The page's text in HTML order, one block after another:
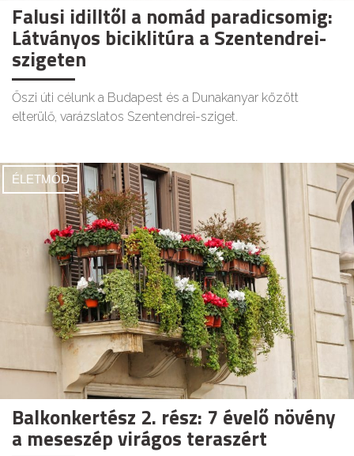
Falusi idilltől a nomád paradicsomig:
Látványos biciklitúra a Szentendrei-
szigeten
Őszi úti célunk a Budapest és a Dunakanyar között
elterülő, varázslatos Szentendrei-sziget.
ÉLETMÓD
Balkonkertész 2. rész: 7 évelő növény
a meseszép virágos teraszért